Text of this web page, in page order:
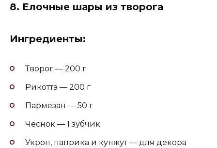
8. Елочные шары из творога
Ингредиенты:
Творог — 200 г
Рикотта — 200 г
Пармезан — 50 г
Чеснок — 1 зубчик
Укроп, паприка и кунжут — для декора